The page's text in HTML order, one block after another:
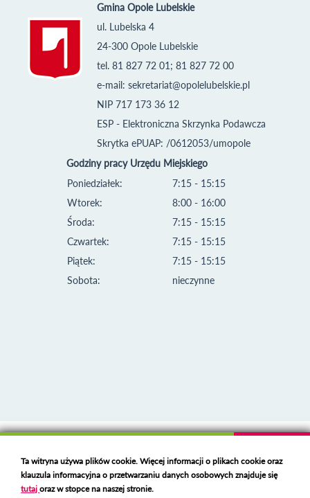
Gmina Opole Lubelskie
ul. Lubelska 4
24-300 Opole Lubelskie
tel. 81 827 72 01; 81 827 72 00
e-mail: sekretariat@opolelubelskie.pl
NIP 717 173 36 12
ESP - Elektroniczna Skrzynka Podawcza
Skrytka ePUAP: /0612053/umopole
Godziny pracy Urzędu Miejskiego
Poniedziałek:
Wtorek:
Środa:
Czwartek:
Piątek:
Sobota:
7:15 - 15:15
8:00 - 16:00
7:15 - 15:15
7:15 - 15:15
7:15 - 15:15
nieczynne
Deklaracja dostępności
Polski serwer RBLhttps://polspam.pl/
Ta witryna używa plików cookie. Więcej informacji o plikach cookie oraz
klauzula informacyjna o przetwarzaniu danych osobowych znajduje się
tutajoraz w stopce na naszej stronie.